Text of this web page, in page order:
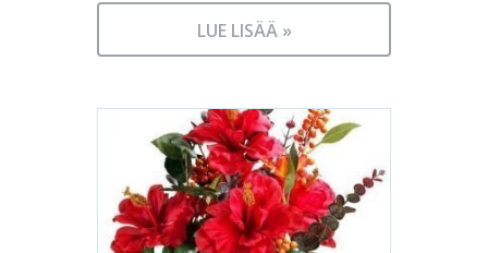
LUE LISÄÄ »